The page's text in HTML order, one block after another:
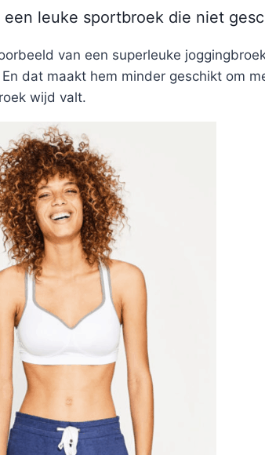
een leuke sportbroek die niet
van een superleuke
dat maakt hem minder geschikt om
wijd valt.